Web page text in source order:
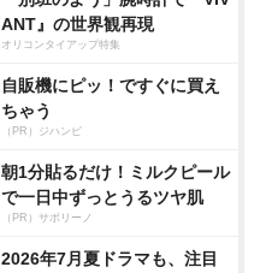
ANT』の世界観再現
オリコンタイアップ特集
自販機にピッ！ですぐに買え
ちゃう
（PR）ジハンピ
朝1分貼るだけ！ミルクピール
で一日中ずっとうるツヤ肌
（PR）サボリーノ
2026年7月夏ドラマも、注目